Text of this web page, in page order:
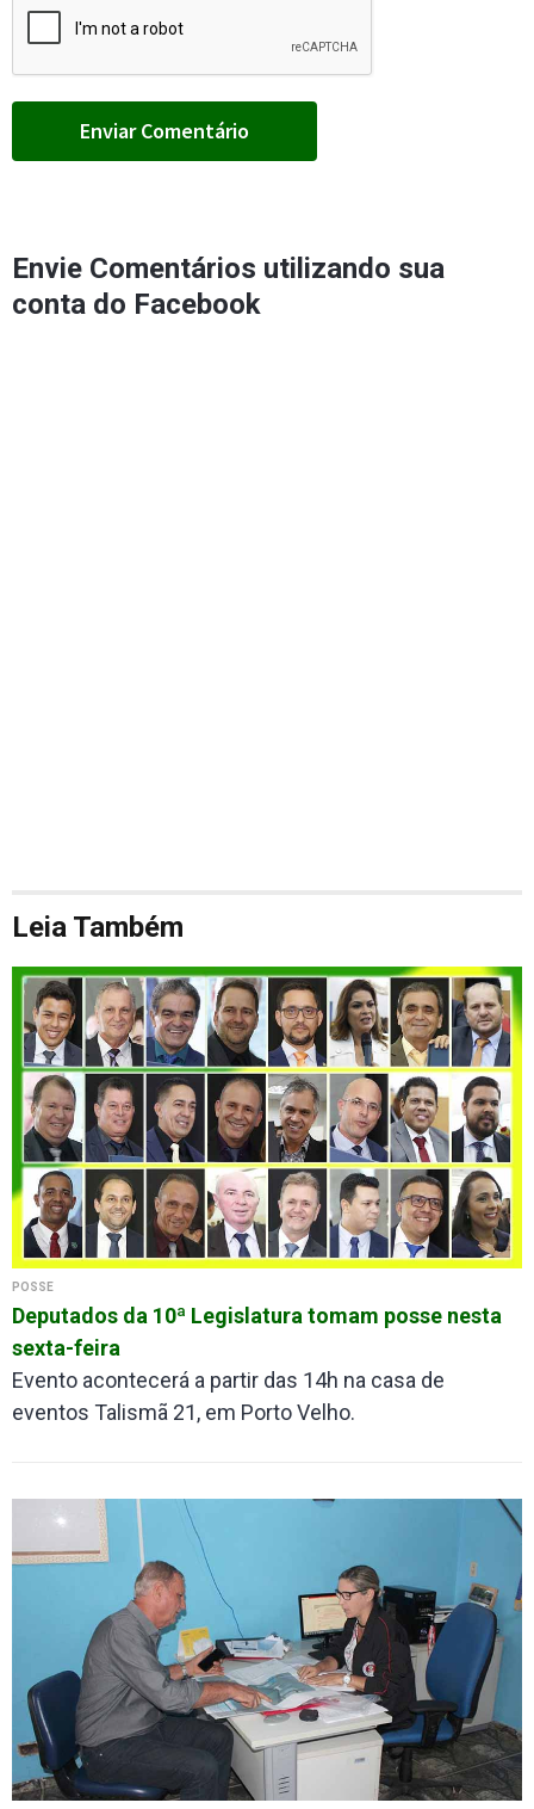
Envie Comentários utilizando sua
conta do Facebook
Leia Também
POSSE
Deputados da 10ª Legislatura tomam posse nesta
sexta-feira
Evento acontecerá a partir das 14h na casa de
eventos Talismã 21, em Porto Velho.